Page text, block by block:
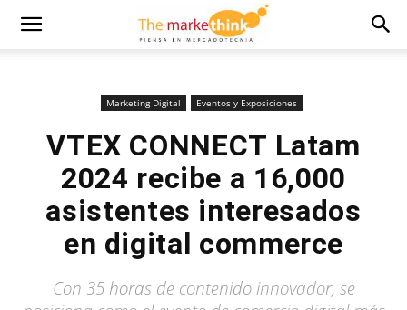
Marketing Digital Eventos y Exposiciones
VTEX CONNECT Latam
2024 recibe a 16,000
asistentes interesados
en digital commerce
Con 35 horas de contenido innovador, se